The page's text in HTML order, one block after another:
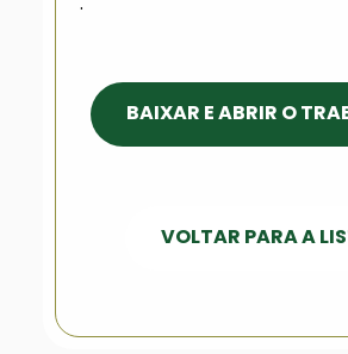
BAIXAR E ABRIR O
VOLTAR PARA A